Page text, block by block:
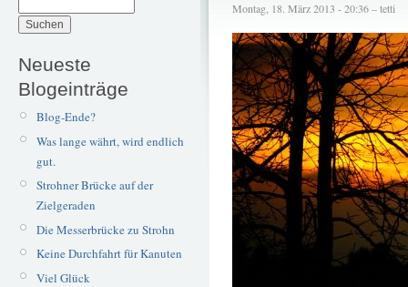
Neueste
Blogeinträge
Blog-Ende?
Was lange währt, wird endlich
gut.
Strohner Brücke auf der
Zielgeraden
Die Messerbrücke zu Strohn
Keine Durchfahrt für Kanuten
Viel Glück
Montag, 18. März 2013 - 20:36 – tetti